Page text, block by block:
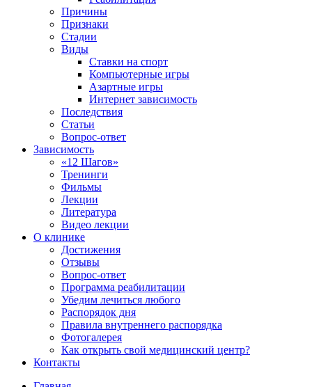
Причины
Признаки
Стадии
Виды
Ставки на спорт
Компьютерные игры
Азартные игры
Интернет зависимость
Последствия
Статьи
Вопрос-ответ
Зависимость
«12 Шагов»
Тренинги
Фильмы
Лекции
Литература
Видео лекции
О клинике
Достижения
Отзывы
Вопрос-ответ
Программа реабилитации
Убедим лечиться любого
Распорядок дня
Правила внутреннего распорядка
Фотогалерея
Как открыть свой медицинский центр?
Контакты